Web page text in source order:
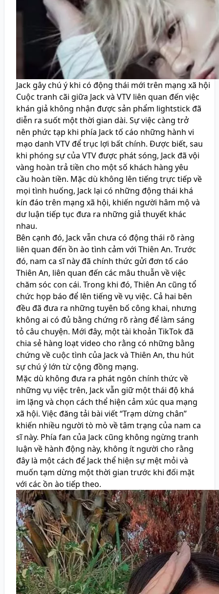
Jack gây chú ý khi có động thái mới trên mạng xã hội
Cuộc tranh cãi giữa Jack và VTV liên quan đến việc
khán giả không nhận được sản phẩm lightstick đã
diễn ra suốt một thời gian dài. Sự việc càng trở
nên phức tạp khi phía Jack tố cáo những hành vi
mạo danh VTV để trục lợi bất chính. Được biết, sau
khi phóng sự của VTV được phát sóng, Jack đã vội
vàng hoàn trả tiền cho một số khách hàng yêu
cầu hoàn tiền. Mặc dù không lên tiếng trực tiếp về
mọi tình huống, Jack lại có những động thái khá
kín đáo trên mạng xã hội, khiến người hâm mộ và
dư luận tiếp tục đưa ra những giả thuyết khác
nhau.
Bên cạnh đó, Jack vẫn chưa có động thái rõ ràng
liên quan đến ồn ào tình cảm với Thiên An. Trước
đó, nam ca sĩ này đã chính thức gửi đơn tố cáo
Thiên An, liên quan đến các mâu thuẫn về việc
chăm sóc con cái. Trong khi đó, Thiên An cũng tổ
chức họp báo để lên tiếng về vụ việc. Cả hai bên
đều đã đưa ra những tuyên bố công khai, nhưng
không ai có đủ bằng chứng rõ ràng để làm sáng
tỏ câu chuyện. Mới đây, một tài khoản TikTok đã
chia sẻ hàng loạt video cho rằng có những bằng
chứng về cuộc tình của Jack và Thiên An, thu hút
sự chú ý lớn từ cộng đồng mạng.
Mặc dù không đưa ra phát ngôn chính thức về
những vụ việc trên, Jack vẫn giữ một thái độ khá
im lặng và chọn cách thể hiện cảm xúc qua mạng
xã hội. Việc đăng tải bài viết “Trạm dừng chân”
khiến nhiều người tò mò về tâm trạng của nam ca
sĩ này. Phía fan của Jack cũng không ngừng tranh
luận về hành động này, không ít người cho rằng
đây là một cách để Jack thể hiện sự mệt mỏi và
muốn tạm dừng một thời gian trước khi đối mặt
với các ồn ào tiếp theo.